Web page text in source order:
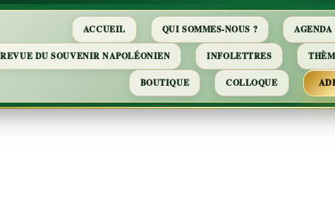
ACCUEIL QUI SOMMES-NOUS ? AGENDA
REVUE DU SOUVENIR NAPOLÉONIEN INFOLETTRES
BOUTIQUE COLLOQUE